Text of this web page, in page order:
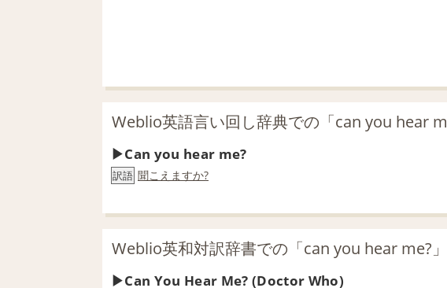
Weblio英語言い回し辞典での「can you hear
Can you hear me?
訳語 聞こえますか?
Weblio英和対訳辞書での「can you hear me?
Can You Hear Me? (Doctor Who)